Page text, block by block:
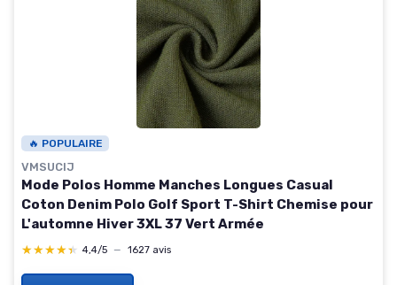
🔥 POPULAIRE
VMSUCIJ
Mode Polos Homme Manches Longues Casual
Coton Denim Polo Golf Sport T-Shirt Chemise pour
L'automne Hiver 3XL 37 Vert Armée
★★★★★
★★★★★ 4,4/5 — 1627 avis